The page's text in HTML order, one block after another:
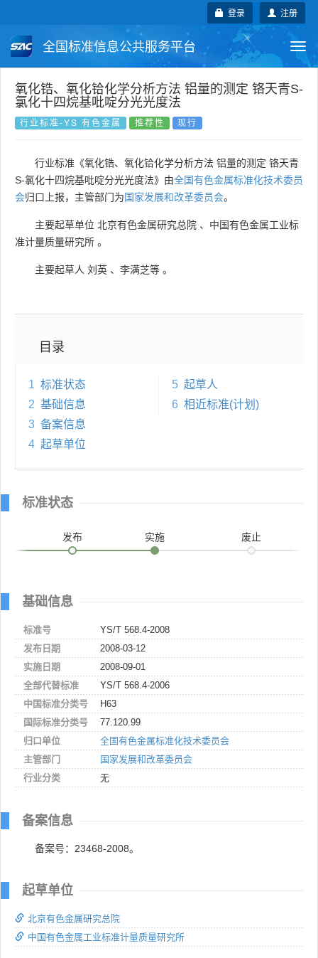
注册
登录
全国标准信息公共服务平台
国家标准 行业标准 地方标准
团体标准 企业标准
国外标准 技术委员会
氧化锆、氧化铪化学分析方法 铝量的测定 铬天青S-
氯化十四烷基吡啶分光光度法
行业标准-YS 有色金属 推荐性 现行
行业标准《氧化锆、氧化铪化学分析方法 铝量的测定 铬天青
S-氯化十四烷基吡啶分光光度法》由全国有色金属标准化技术委员
会归口上报，主管部门为国家发展和改革委员会。
主要起草单位 北京有色金属研究总院 、 中国有色金属工业标
准计量质量研究所 。
主要起草人 刘英 、 李满芝等 。
目录
1 标准状态
2 基础信息
3 备案信息
4 起草单位
5 起草人
6 相近标准(计划)
标准状态
发布 实施 废止
基础信息
标准号
YS/T 568.4-2008
发布日期
2008-03-12
实施日期
2008-09-01
全部代替标准
YS/T 568.4-2006
中国标准分类号
H63
国际标准分类号
77.120.99
归口单位
全国有色金属标准化技术委员会
主管部门
国家发展和改革委员会
行业分类
无
备案信息
备案号：23468-2008。
起草单位
北京有色金属研究总院
中国有色金属工业标准计量质量研究所